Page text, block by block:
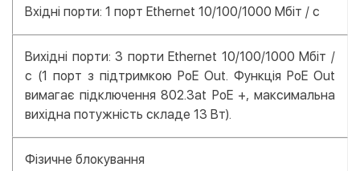
Вхідні порти: 1 порт Ethernet 10/100/1000 Мбіт / с
Вихідні порти: 3 порти Ethernet 10/100/1000 Мбіт /
с (1 порт з підтримкою PoE Out. Функція PoE Out
вимагає підключення 802.3at PoE +, максимальна
вихідна потужність складе 13 Вт).
Фізичне блокування